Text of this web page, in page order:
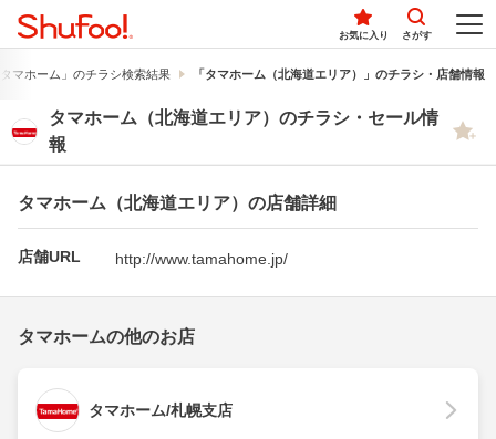
お気に入り さがす
マホーム」のチラシ検索結果 「タマホーム（北海道エリア）」のチラシ・店舗情報
タマホーム（北海道エリア）のチラシ・セール情
報
タマホーム（北海道エリア）の店舗詳細
店舗URL http://www.tamahome.jp/
タマホームの他のお店
タマホーム/札幌支店